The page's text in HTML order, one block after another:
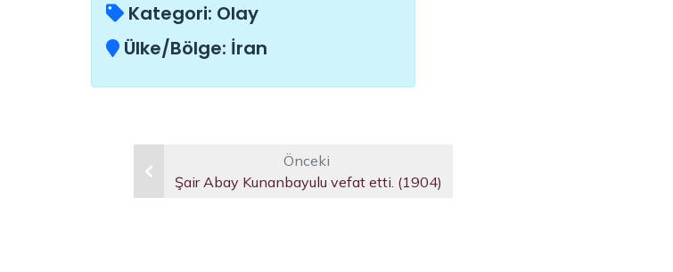
Kategori: Olay
Ülke/Bölge: İran
Önceki
Şair Abay Kunanbayulu vefat etti. (1904)